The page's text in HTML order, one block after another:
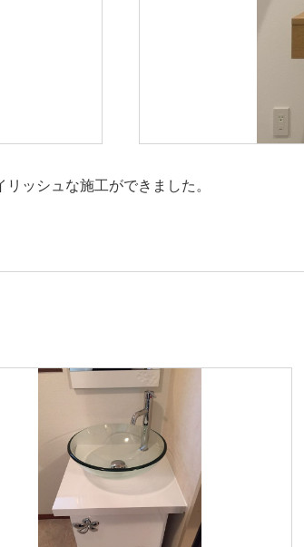
ッシュな施工ができました。